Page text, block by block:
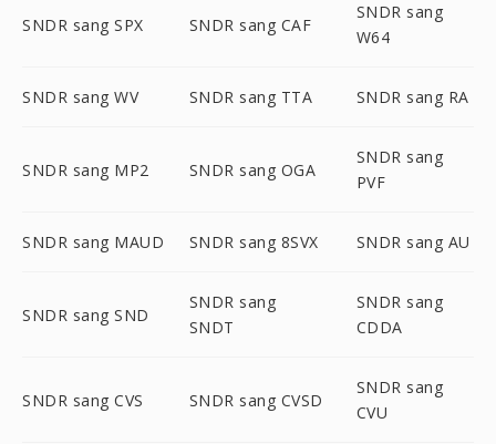
SNDR sang SPX SNDR sang CAF
SNDR sang
W64
SNDR sang WV SNDR sang TTA SNDR sang RA
SNDR sang MP2 SNDR sang OGA
SNDR sang
PVF
SNDR sang MAUD SNDR sang 8SVX SNDR sang AU
SNDR sang SND
SNDR sang
SNDT
SNDR sang
CDDA
SNDR sang CVS SNDR sang CVSD
SNDR sang
CVU